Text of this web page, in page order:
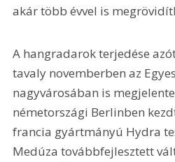
akár több évvel is
A hangradarok terjedése
tavaly novemberben az
nagyvárosában is
németországi Berlinben
francia gyártmányú Hydra
Medúza továbbfejlesztett